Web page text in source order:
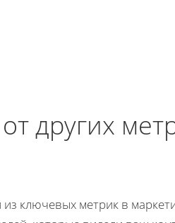
других
из ключевых метрик в